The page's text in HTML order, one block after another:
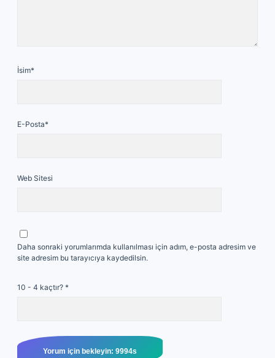
İsim*
E-Posta*
Web Sitesi
Daha sonraki yorumlarımda kullanılması için adım, e-posta adresim ve
site adresim bu tarayıcıya kaydedilsin.
10 - 4 kaçtır? *